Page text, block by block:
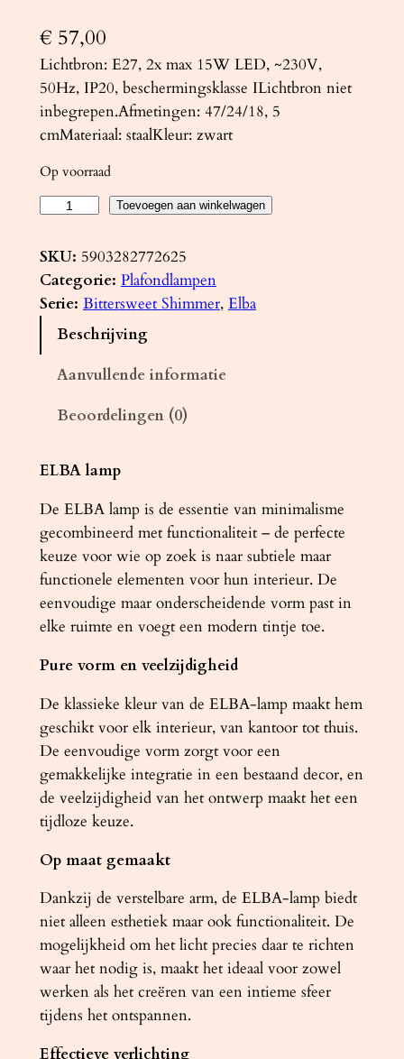
€ 57,00
Lichtbron: E27, 2x max 15W LED, ~230V,
50Hz, IP20, beschermingsklasse ILichtbron niet
inbegrepen.Afmetingen: 47/24/18, 5
cmMateriaal: staalKleur: zwart
Op voorraad
a
f
o
E
B
A
2
z
w
a
t
a
a
n
t
a
l
Toevoegen aan winkelwagen
SKU: 5903282772625
Categorie: Plafondlampen
Serie: Bittersweet Shimmer, Elba
Beschrijving
Aanvullende informatie
Beoordelingen (0)
ELBA lamp
De ELBA lamp is de essentie van minimalisme
gecombineerd met functionaliteit – de perfecte
keuze voor wie op zoek is naar subtiele maar
functionele elementen voor hun interieur. De
eenvoudige maar onderscheidende vorm past in
elke ruimte en voegt een modern tintje toe.
Pure vorm en veelzijdigheid
De klassieke kleur van de ELBA-lamp maakt hem
geschikt voor elk interieur, van kantoor tot thuis.
De eenvoudige vorm zorgt voor een
gemakkelijke integratie in een bestaand decor, en
de veelzijdigheid van het ontwerp maakt het een
tijdloze keuze.
Op maat gemaakt
Dankzij de verstelbare arm, de ELBA-lamp biedt
niet alleen esthetiek maar ook functionaliteit. De
mogelijkheid om het licht precies daar te richten
waar het nodig is, maakt het ideaal voor zowel
werken als het creëren van een intieme sfeer
tijdens het ontspannen.
Effectieve verlichting